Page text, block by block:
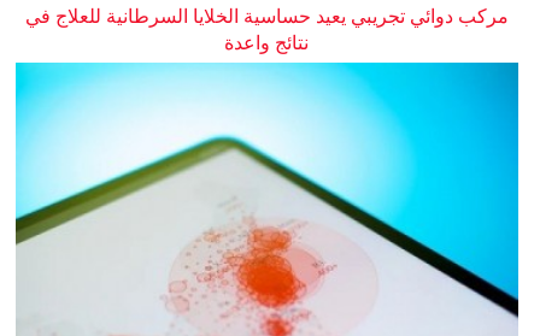
مركب دوائي تجريبي يعيد حساسية الخلايا السرطانية للعلاج في
نتائج واعدة